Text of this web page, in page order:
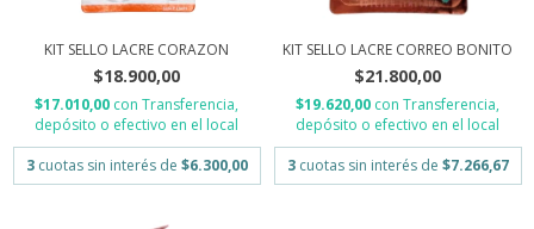
KIT SELLO LACRE CORAZON
$18.900,00
$17.010,00 con Transferencia,
depósito o efectivo en el local
3 cuotas sin interés de $6.300,00
KIT SELLO LACRE CORREO BONITO
$21.800,00
$19.620,00 con Transferencia,
depósito o efectivo en el local
3 cuotas sin interés de $7.266,67